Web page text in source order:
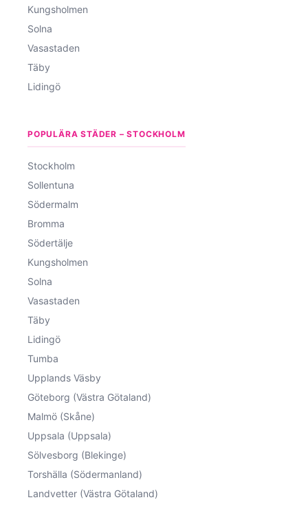
Kungsholmen
Solna
Vasastaden
Täby
Lidingö
POPULÄRA STÄDER – STOCKHOLM
Stockholm
Sollentuna
Södermalm
Bromma
Södertälje
Kungsholmen
Solna
Vasastaden
Täby
Lidingö
Tumba
Upplands Väsby
Göteborg (Västra Götaland)
Malmö (Skåne)
Uppsala (Uppsala)
Sölvesborg (Blekinge)
Torshälla (Södermanland)
Landvetter (Västra Götaland)